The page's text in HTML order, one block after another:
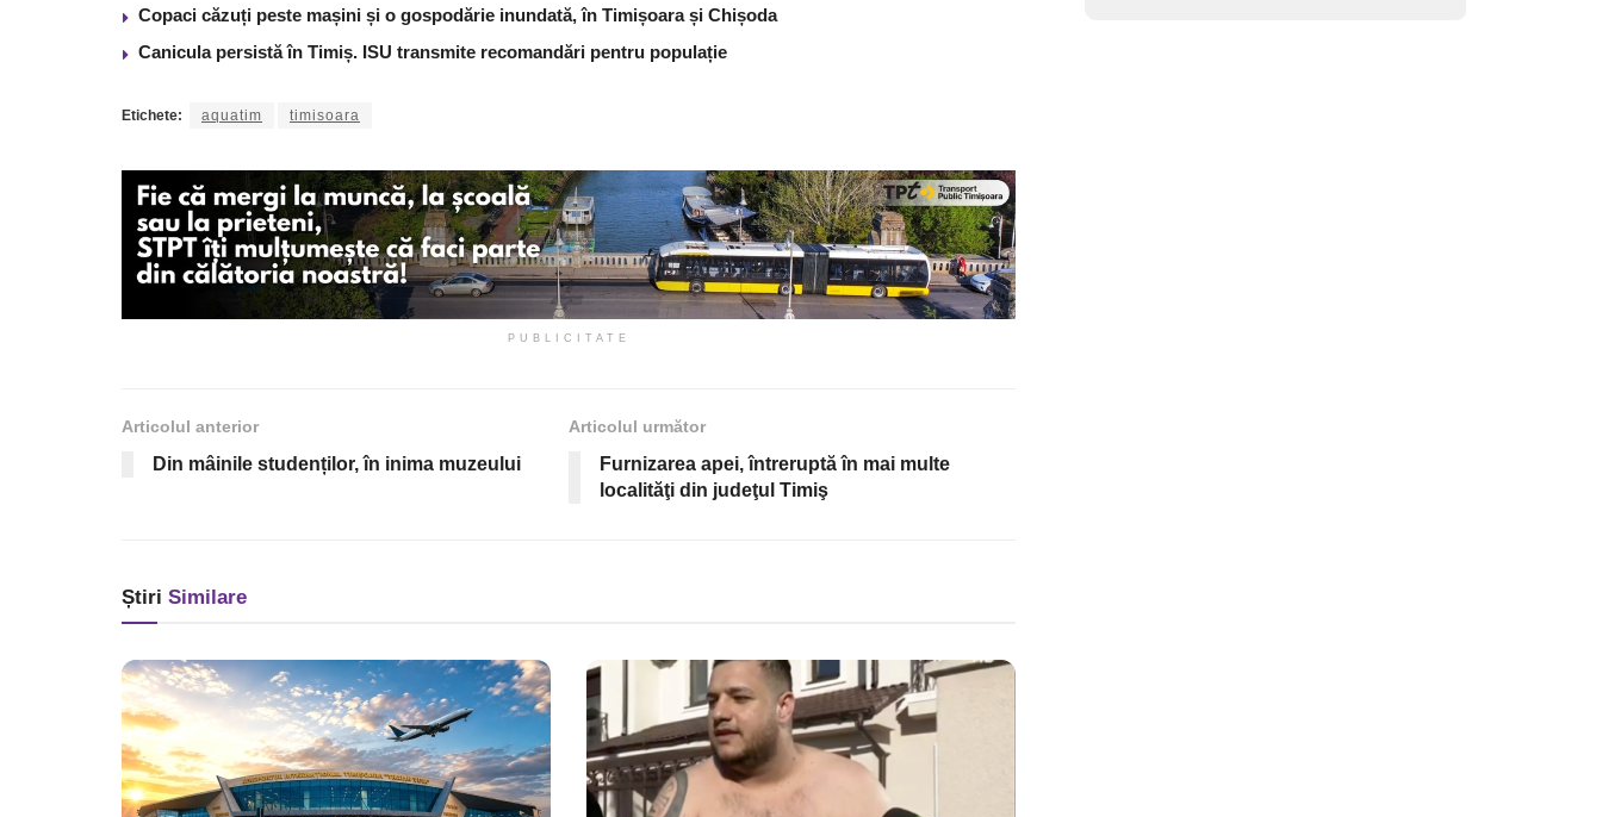
Copaci căzuți peste mașini și o gospodărie inundată, în Timișoara și Chișoda
Canicula persistă în Timiș. ISU transmite recomandări pentru populație
Etichete: aquatim timisoara
PUBLICITATE
Articolul anterior
Din mâinile studenților, în inima muzeului
Articolul următor
Furnizarea apei, întreruptă în mai multe
localităţi din judeţul Timiş
Știri Similare